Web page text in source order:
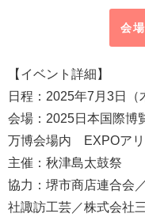
会
【イベント詳細】
日程：2025年7月3日（
会場：2025日本国際博
万博会場内 EXPOア
主催：秋津島太鼓祭
協力：堺市商店連合会／
社諏訪工芸／株式会社